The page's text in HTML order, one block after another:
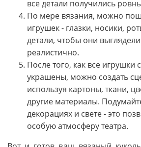
все детали получились
По мере вязания, можно
игрушек - глазки, носики,
детали, чтобы они
реалистично.
После того, как все игрушки
украшены, можно создать
используя картоны, ткани,
другие материалы.
декорациях и свете - это
особую атмосферу театра.